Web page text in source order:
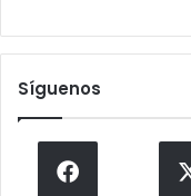
Síguenos